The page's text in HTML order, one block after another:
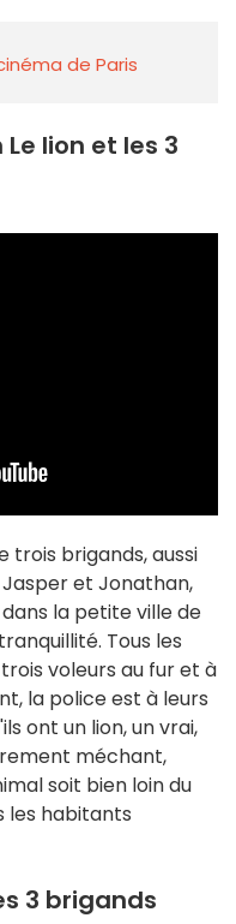
de Paris
lion et les 3
trois brigands, aussi
et Jonathan,
la petite ville de
Tous les
voleurs au fur et à
la police est à leurs
ont un lion, un vrai,
méchant,
soit bien loin du
les habitants
3 brigands